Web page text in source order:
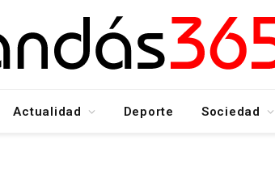
Actualidad Deporte Sociedad